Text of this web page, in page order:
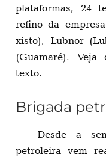
plataformas, 24
refino da
xisto), Lubnor
(Guamaré).
texto.
Brigada
Desde a
petroleira vem